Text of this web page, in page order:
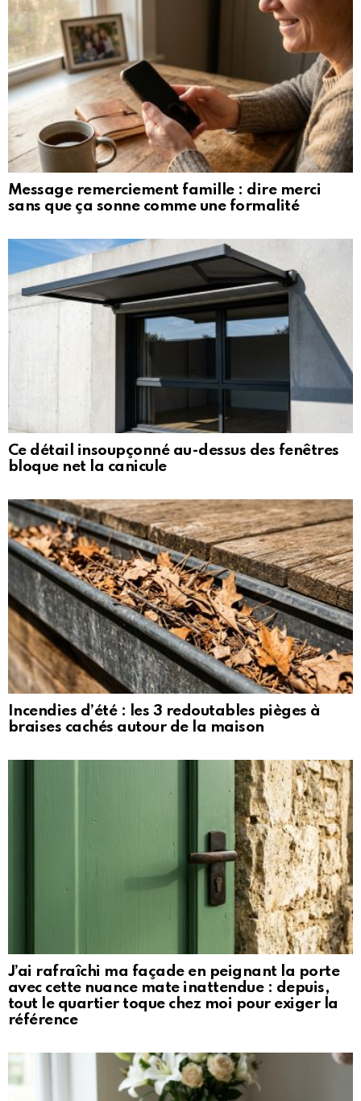
Message remerciement famille : dire merci
sans que ça sonne comme une formalité
Ce détail insoupçonné au-dessus des fenêtres
bloque net la canicule
Incendies d’été : les 3 redoutables pièges à
braises cachés autour de la maison
J’ai rafraîchi ma façade en peignant la porte
avec cette nuance mate inattendue : depuis,
tout le quartier toque chez moi pour exiger la
référence